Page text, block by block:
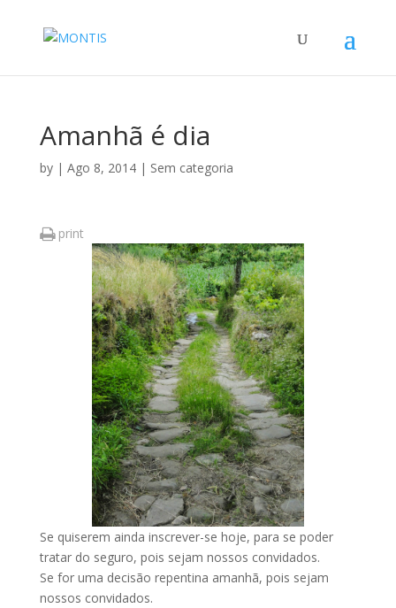
Amanhã é dia
by | Ago 8, 2014| Sem categoria
print
Se quiserem ainda inscrever-se hoje, para se poder
tratar do seguro, pois sejam nossos convidados.
Se for uma decisão repentina amanhã, pois sejam
nossos convidados.